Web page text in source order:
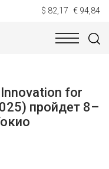
$ 82,17 € 94,84
for
пройдет 8–